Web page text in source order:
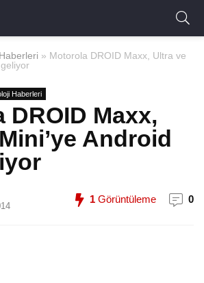
» Motorola DROID Maxx, Ultra ve
Haberleri
DROID Maxx,
Android
1 Görüntüleme 0